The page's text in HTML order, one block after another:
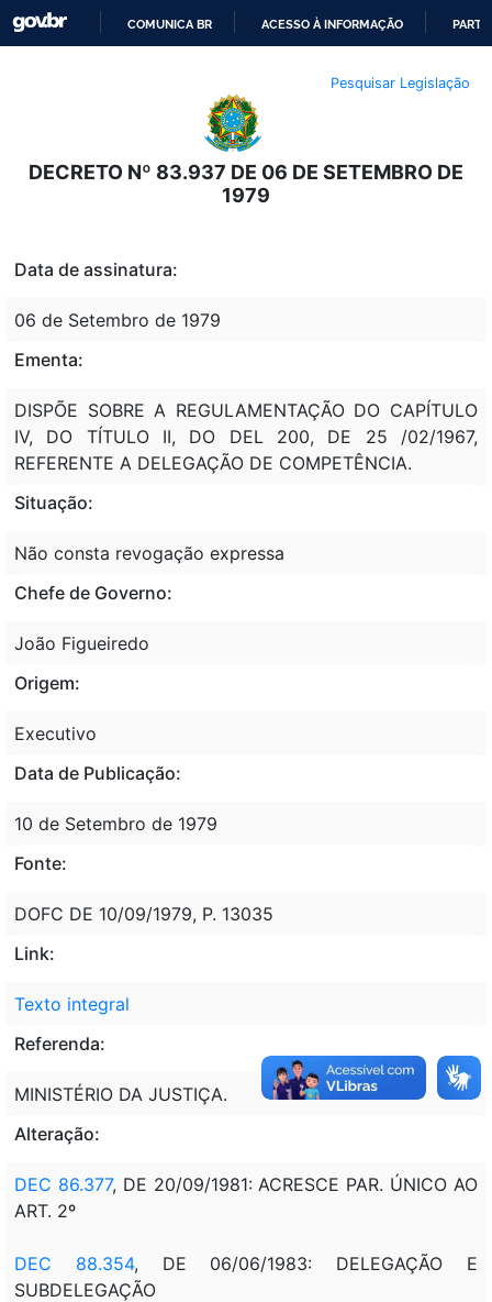
O
CONTEÚDO
COMUNICA BR ACESSO À INFORMAÇÃO
Pesquisar Legislação
DECRETO Nº 83.937 DE 06 DE SETEMBRO DE
1979
Data de assinatura:
06 de Setembro de 1979
Ementa:
DISPÕE SOBRE A REGULAMENTAÇÃO DO CAPÍTULO
IV, DO TÍTULO II, DO DEL 200, DE 25 /02/1967,
REFERENTE A DELEGAÇÃO DE COMPETÊNCIA.
Situação:
Não consta revogação expressa
Chefe de Governo:
João Figueiredo
Origem:
Executivo
Data de Publicação:
10 de Setembro de 1979
Fonte:
DOFC DE 10/09/1979, P. 13035
Link:
Texto integral
Referenda:
MINISTÉRIO DA JUSTIÇA.
Alteração:
DEC 86.377, DE 20/09/1981: ACRESCE PAR. ÚNICO AO
ART. 2º
DEC 88.354, DE 06/06/1983: DELEGAÇÃO E
SUBDELEGAÇÃO